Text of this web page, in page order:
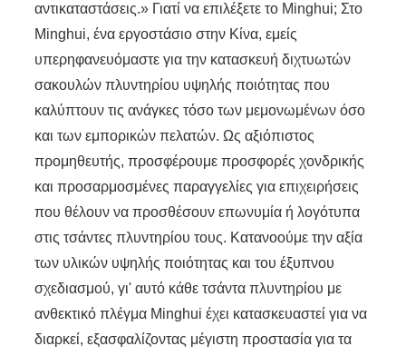
αντικαταστάσεις.» Γιατί να επιλέξετε το Minghui; Στο
Minghui, ένα εργοστάσιο στην Κίνα, εμείς
υπερηφανευόμαστε για την κατασκευή διχτυωτών
σακουλών πλυντηρίου υψηλής ποιότητας που
καλύπτουν τις ανάγκες τόσο των μεμονωμένων όσο
και των εμπορικών πελατών. Ως αξιόπιστος
προμηθευτής, προσφέρουμε προσφορές χονδρικής
και προσαρμοσμένες παραγγελίες για επιχειρήσεις
που θέλουν να προσθέσουν επωνυμία ή λογότυπα
στις τσάντες πλυντηρίου τους. Κατανοούμε την αξία
των υλικών υψηλής ποιότητας και του έξυπνου
σχεδιασμού, γι' αυτό κάθε τσάντα πλυντηρίου με
ανθεκτικό πλέγμα Minghui έχει κατασκευαστεί για να
διαρκεί, εξασφαλίζοντας μέγιστη προστασία για τα